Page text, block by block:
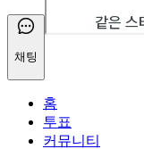
채팅
홈
투표
커뮤니티